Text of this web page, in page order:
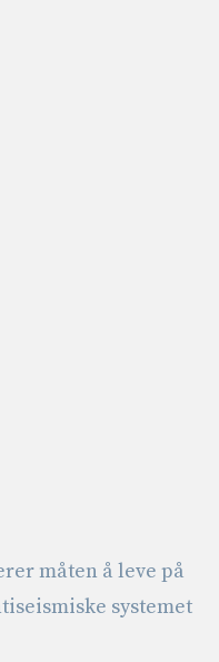
måten å leve på
systemet